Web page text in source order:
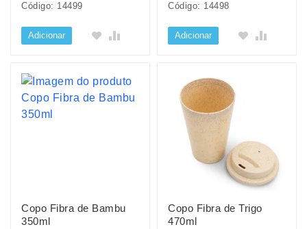
Código: 14499
Adicionar
Código: 14498
Adicionar
Copo Fibra de Bambu
350ml
Copo Fibra de Trigo
470ml